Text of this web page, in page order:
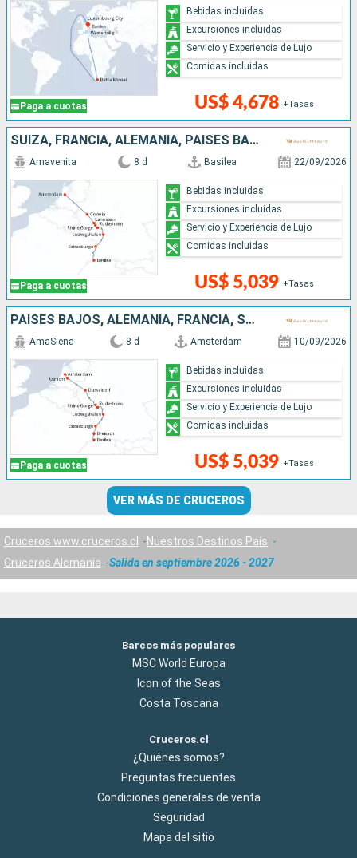
Paga a cuotas US$ 4,678 +Tasas
Bebidas incluidas
Excursiones incluidas
Servicio y Experiencia de Lujo
Comidas incluidas
SUIZA, FRANCIA, ALEMANIA, PAISES BAJOS
Paga a cuotas
Amavenita 8 d Basilea 22/09/2026
US$ 5,039 +Tasas
Bebidas incluidas
Excursiones incluidas
Servicio y Experiencia de Lujo
Comidas incluidas
PAISES BAJOS, ALEMANIA, FRANCIA, SUIZA
Paga a cuotas
AmaSiena 8 d Amsterdam 10/09/2026
US$ 5,039 +Tasas
Bebidas incluidas
Excursiones incluidas
Servicio y Experiencia de Lujo
Comidas incluidas
VER MÁS DE CRUCEROS
Cruceros www.cruceros.cl
Nuestros Destinos País
Cruceros Alemania
Salida en septiembre 2026 - 2027
Barcos más populares
MSC World Europa
Icon of the Seas
Costa Toscana
Cruceros.cl
¿Quiénes somos?
Preguntas frecuentes
Condiciones generales de venta
Seguridad
Mapa del sitio